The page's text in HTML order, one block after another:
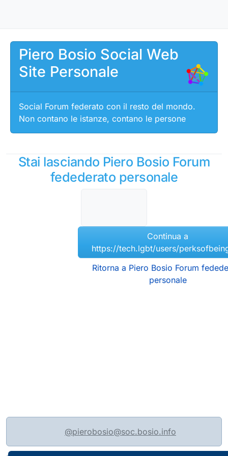
Piero Bosio Social Web
Site Personale
Social Forum federato con il resto del mondo.
Non contano le istanze, contano le persone
Stai lasciando Piero Bosio Forum
fedederato personale
Continua a
https://tech.lgbt/users/
Ritorna a Piero Bosio Forum
personale
@pierobosio@soc.bosio.info